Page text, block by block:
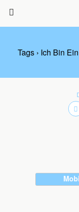
Tags › Ich Bin